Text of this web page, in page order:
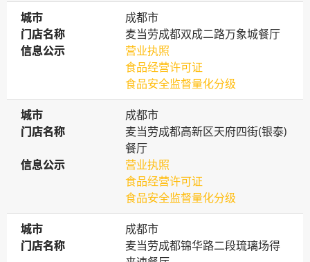
城市
城市
成都市
门店名称
门店名称
麦当劳成都双成二路万象城餐厅
信息公示
信息公示
营业执照
食品经营许可证
食品安全监督量化分级
城市
城市
成都市
门店名称
门店名称
麦当劳成都高新区天府四街(银泰)
餐厅
信息公示
信息公示
营业执照
食品经营许可证
食品安全监督量化分级
城市
城市
成都市
门店名称
门店名称
麦当劳成都锦华路二段琉璃场得